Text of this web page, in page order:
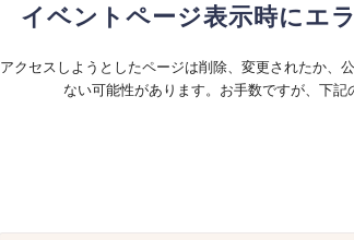
イベントページ表示時にエ
アクセスしようとしたページは削除、変更されたか、
ない可能性があります。お手数ですが、下記